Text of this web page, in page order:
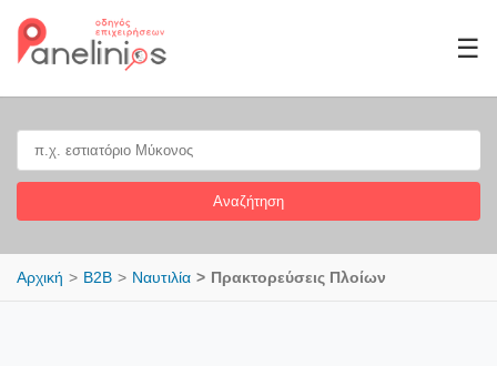
☰
Αναζήτηση
Αρχική B2B Ναυτιλία Πρακτορεύσεις Πλοίων